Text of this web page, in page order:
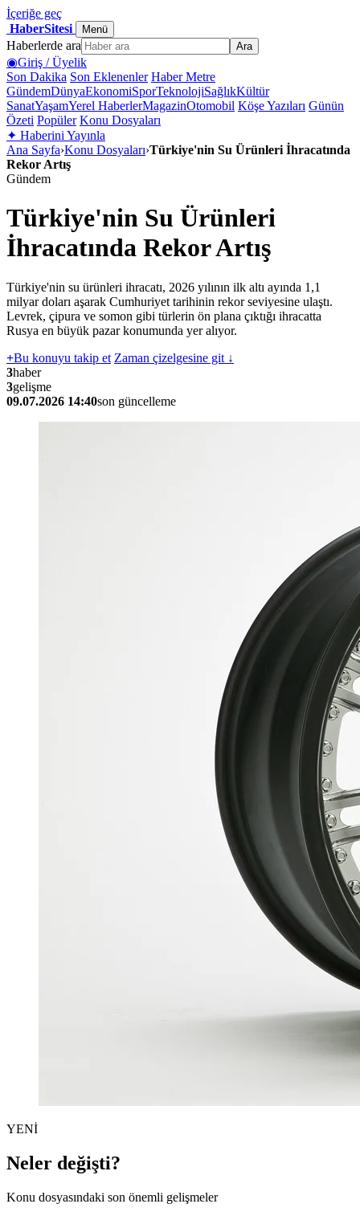
İçeriğe geç
HaberSitesi
Menü
Haberlerde ara Ara
◉Giriş / Üyelik
Son Dakika Son Eklenenler Haber Metre
GündemDünyaEkonomiSporTeknolojiSağlıkKültür
SanatYaşamYerel HaberlerMagazinOtomobil Köşe Yazıları Günün
Özeti Popüler Konu Dosyaları
✦ Haberini Yayınla
Ana Sayfa›Konu Dosyaları›Türkiye'nin Su Ürünleri İhracatında
Rekor Artış
Gündem
Türkiye'nin Su Ürünleri
İhracatında Rekor Artış
Türkiye'nin su ürünleri ihracatı, 2026 yılının ilk altı ayında 1,1
milyar doları aşarak Cumhuriyet tarihinin rekor seviyesine ulaştı.
Levrek, çipura ve somon gibi türlerin ön plana çıktığı ihracatta
Rusya en büyük pazar konumunda yer alıyor.
+Bu konuyu takip et Zaman çizelgesine git ↓
3haber
3gelişme
09.07.2026 14:40son güncelleme
YENİ
Neler değişti?
Konu dosyasındaki son önemli gelişmeler